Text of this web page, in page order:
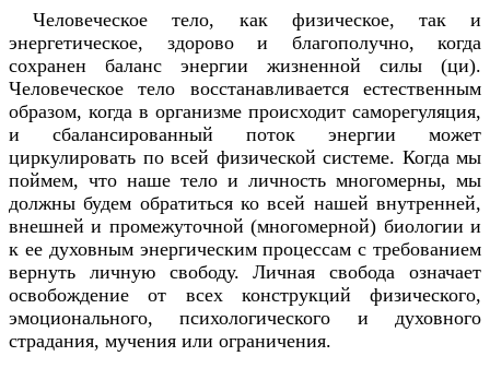
Человеческое тело, как физическое, так и
энергетическое, здорово и благополучно, когда
сохранен баланс энергии жизненной силы (ци).
Человеческое тело восстанавливается естественным
образом, когда в организме происходит саморегуляция,
и сбалансированный поток энергии может
циркулировать по всей физической системе. Когда мы
поймем, что наше тело и личность многомерны, мы
должны будем обратиться ко всей нашей внутренней,
внешней и промежуточной (многомерной) биологии и
к ее духовным энергическим процессам с требованием
вернуть личную свободу. Личная свобода означает
освобождение от всех конструкций физического,
эмоционального, психологического и духовного
страдания, мучения или ограничения.